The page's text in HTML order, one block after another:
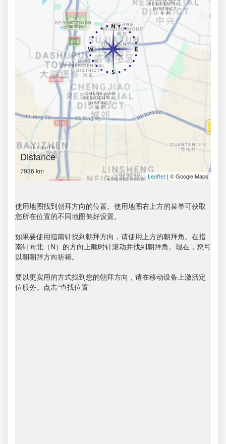
Distance
7936 km
Leaflet | © Google Maps
使用地图找到朝拜方向的位置。使用地图右上方的菜单可获取
您所在位置的不同地图偏好设置。
如果要使用指南针找到朝拜方向，请使用上方的朝拜角。在指
南针向北（N）的方向上顺时针滚动并找到朝拜角。现在，您可
以朝朝拜方向祈祷。
要以更实用的方式找到您的朝拜方向，请在移动设备上激活定
位服务。点击“查找位置”